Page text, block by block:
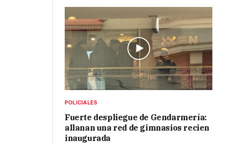
POLICIALES
Fuerte despliegue de Gendarmería:
allanan una red de gimnasios recien
inaugurada